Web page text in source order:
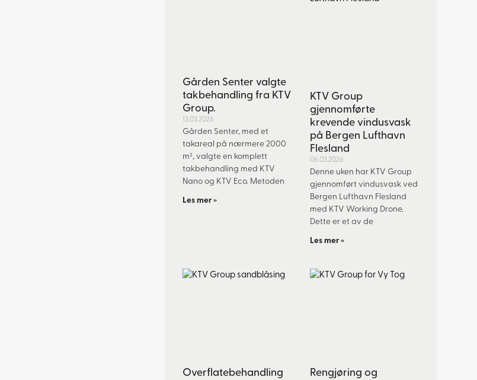
Gården Senter valgte
takbehandling fra KTV
Group.
13.03.2026
Gården Senter, med et
takareal på nærmere 2000
m², valgte en komplett
takbehandling med KTV
Nano og KTV Eco. Metoden
Les mer »
KTV Group
gjennomførte
krevende vindusvask
på Bergen Lufthavn
Flesland
06.03.2026
Denne uken har KTV Group
gjennomført vindusvask ved
Bergen Lufthavn Flesland
med KTV Working Drone.
Dette er et av de
Les mer »
Overflatebehandling
Rengjøring og